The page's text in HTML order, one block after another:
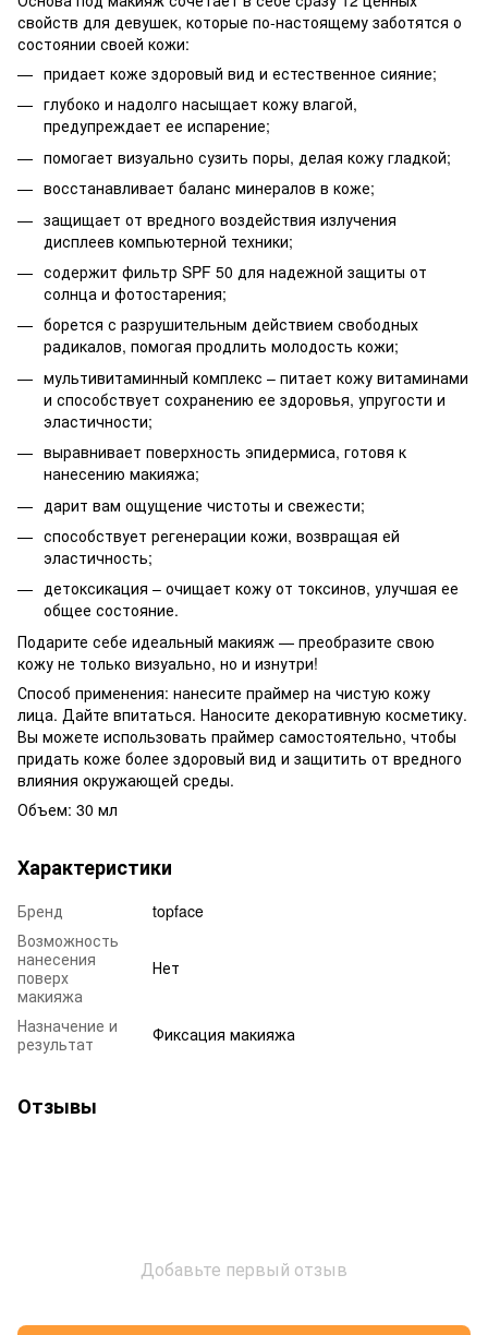
свойств для девушек, которые по-настоящему заботятся о
состоянии своей кожи:
придает коже здоровый вид и естественное сияние;
глубоко и надолго насыщает кожу влагой,
предупреждает ее испарение;
помогает визуально сузить поры, делая кожу гладкой;
восстанавливает баланс минералов в коже;
защищает от вредного воздействия излучения
дисплеев компьютерной техники;
содержит фильтр SPF 50 для надежной защиты от
солнца и фотостарения;
борется с разрушительным действием свободных
радикалов, помогая продлить молодость кожи;
мультивитаминный комплекс – питает кожу витаминами
и способствует сохранению ее здоровья, упругости и
эластичности;
выравнивает поверхность эпидермиса, готовя к
нанесению макияжа;
дарит вам ощущение чистоты и свежести;
способствует регенерации кожи, возвращая ей
эластичность;
детоксикация – очищает кожу от токсинов, улучшая ее
общее состояние.
Подарите себе идеальный макияж — преобразите свою
кожу не только визуально, но и изнутри!
Способ применения: нанесите праймер на чистую кожу
лица. Дайте впитаться. Наносите декоративную косметику.
Вы можете использовать праймер самостоятельно, чтобы
придать коже более здоровый вид и защитить от вредного
влияния окружающей среды.
Объем: 30 мл
Характеристики
Бренд
topface
Возможность
нанесения
поверх
макияжа
Нет
Назначение и
результат
Фиксация макияжа
Отзывы
Добавьте первый отзыв